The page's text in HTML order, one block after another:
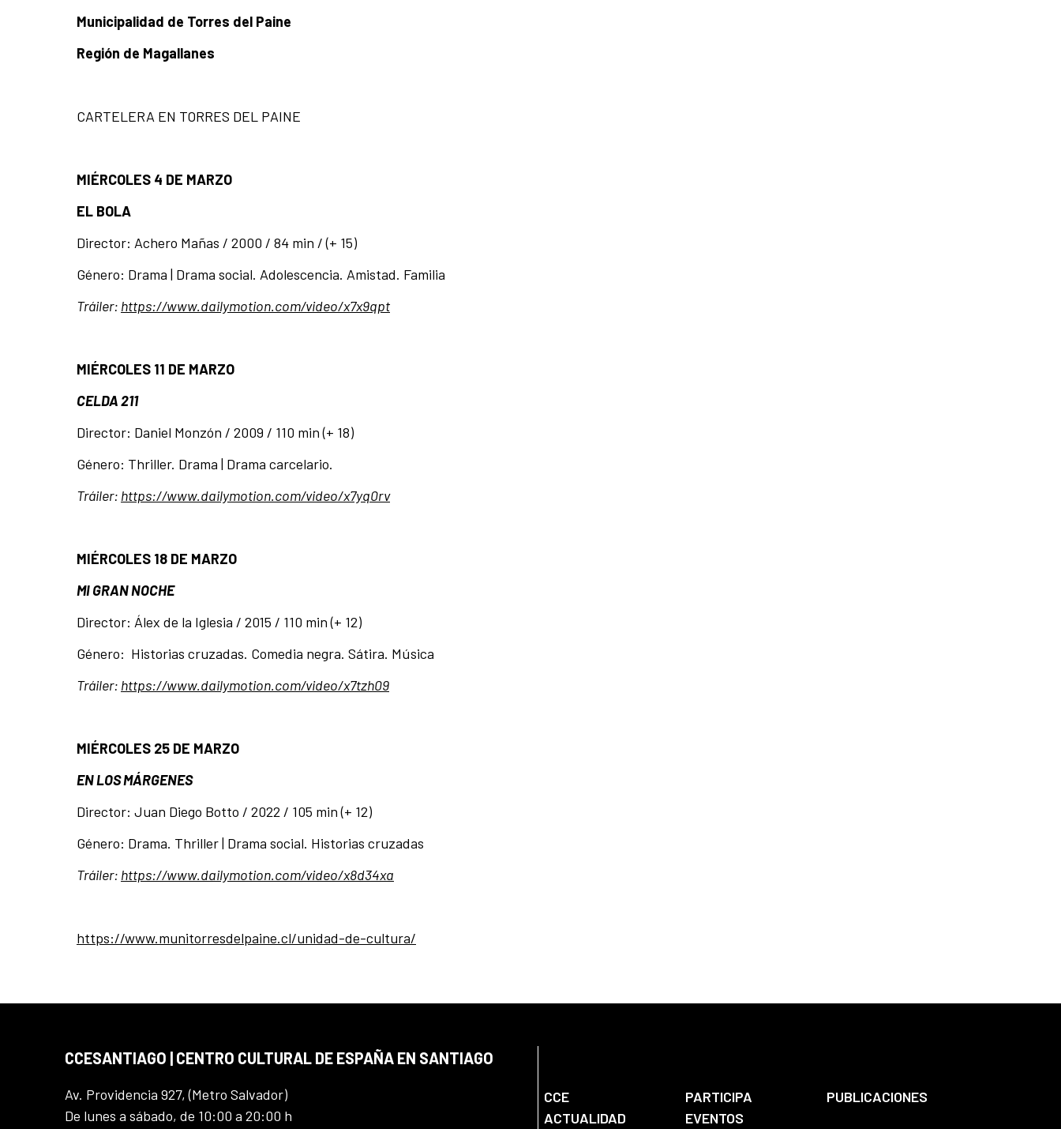
Municipalidad de Torres del Paine
Región de Magallanes
CARTELERA EN TORRES DEL PAINE
MIÉRCOLES 4 DE MARZO
EL BOLA
Director: Achero Mañas / 2000 / 84 min / (+ 15)
Género: Drama | Drama social. Adolescencia. Amistad. Familia
Tráiler: https://www.dailymotion.com/video/x7x9qpt
MIÉRCOLES 11 DE MARZO
CELDA 211
Director: Daniel Monzón / 2009 / 110 min (+ 18)
Género: Thriller. Drama | Drama carcelario.
Tráiler: https://www.dailymotion.com/video/x7yq0rv
MIÉRCOLES 18 DE MARZO
MI GRAN NOCHE
Director: Álex de la Iglesia / 2015 / 110 min (+ 12)
Género: Historias cruzadas. Comedia negra. Sátira. Música
Tráiler: https://www.dailymotion.com/video/x7tzh09
MIÉRCOLES 25 DE MARZO
EN LOS MÁRGENES
Director: Juan Diego Botto / 2022 / 105 min (+ 12)
Género: Drama. Thriller | Drama social. Historias cruzadas
Tráiler: https://www.dailymotion.com/video/x8d34xa
https://www.munitorresdelpaine.cl/unidad-de-cultura/
CCESANTIAGO | CENTRO CULTURAL DE ESPAÑA EN SANTIAGO
Av. Providencia 927, (Metro Salvador)
De lunes a sábado, de 10:00 a 20:00 h
CCE PARTICIPA
PUBLICACIONES
ACTUALIDAD
EVENTOS